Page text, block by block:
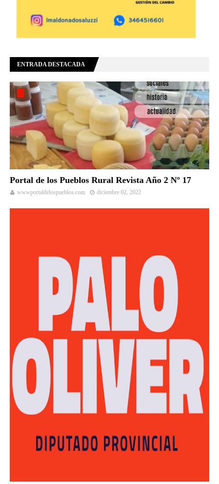
ENTRADA DESTACADA
Portal de los Pueblos Rural Revista Año 2 Nº 17
wwwportaldelospueblos.com diciembre 02, 2022